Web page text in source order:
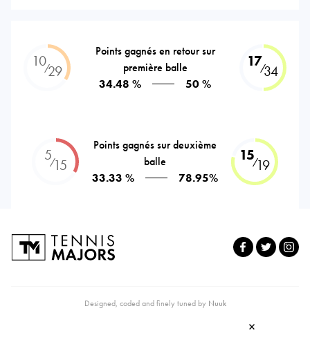
10⁄29
Points gagnés en retour sur
première balle
34.48 %
50 %
17⁄34
5⁄15
Points gagnés sur deuxième
balle
33.33 %
78.95%
15⁄19
Designed, coded and finely tuned by Nuuk
×